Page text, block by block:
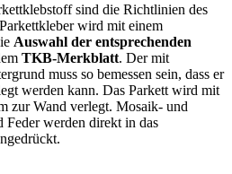
sind die Richtlinien des
wird mit einem
Auswahl der entsprechenden
TKB-Merkblatt. Der mit
muss so bemessen sein, dass er
werden kann. Das Parkett wird mit
zur Wand verlegt. Mosaik- und
Feder werden direkt in das